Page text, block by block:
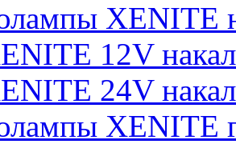
XENITE
12V
24V
XENITE